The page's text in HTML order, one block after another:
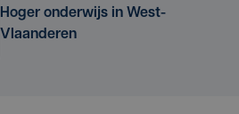
Hoger onderwijs in West-
Vlaanderen